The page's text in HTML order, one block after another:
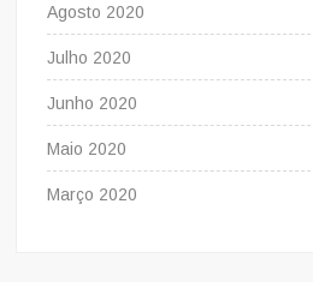
Agosto 2020
Julho 2020
Junho 2020
Maio 2020
Março 2020